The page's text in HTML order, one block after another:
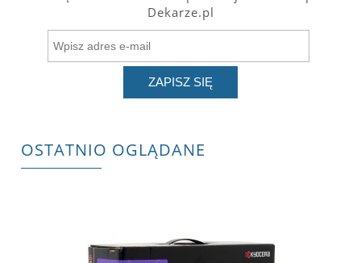
Dekarze.pl
ZAPISZ SIĘ
OSTATNIO OGLĄDANE